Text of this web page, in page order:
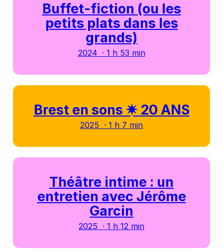
Buffet-fiction (ou les
petits plats dans les
grands)
2024 · 1 h 53 min
Brest en sons ✷ 20 ANS
2025 · 1 h 7 min
Théâtre intime : un
entretien avec Jérôme
Garcin
2025 · 1 h 12 min